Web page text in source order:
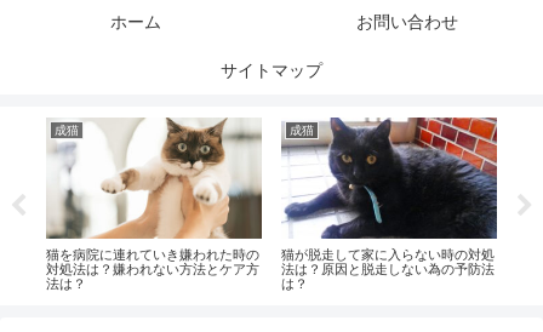
ホーム お問い合わせ
サイトマップ
成猫
猫を病院に連れていき嫌われた時の
対処法は？嫌われない方法とケア方
法は？
成猫
猫が脱走して家に入らない時の対処
法は？原因と脱走しない為の予防法
は？